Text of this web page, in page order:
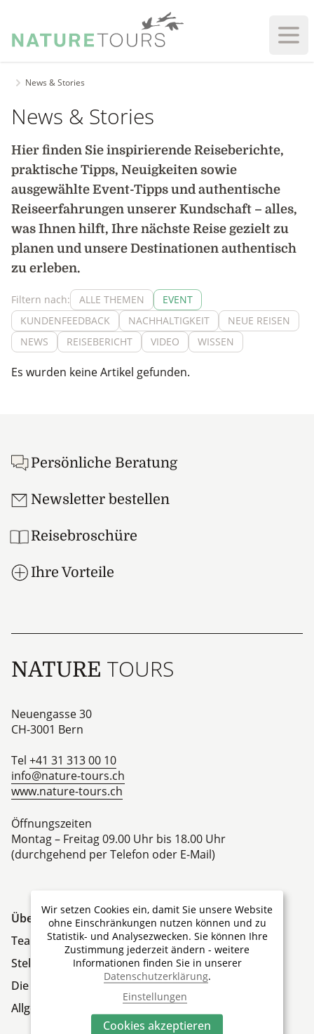
News & Stories
News & Stories
Hier finden Sie inspirierende Reiseberichte,
praktische Tipps, Neuigkeiten sowie
ausgewählte Event-Tipps und authentische
Reiseerfahrungen unserer Kundschaft – alles,
was Ihnen hilft, Ihre nächste Reise gezielt zu
planen und unsere Destinationen authentisch
zu erleben.
Filtern nach: ALLE THEMEN
EVENT
KUNDENFEEDBACK
NACHHALTIGKEIT
NEUE REISEN
NEWS
REISEBERICHT VIDEO WISSEN
Es wurden keine Artikel gefunden.
Persönliche Beratung
Newsletter bestellen
Reisebroschüre
Ihre Vorteile
NATURE TOURS
Neuengasse 30
CH-3001 Bern
Tel +41 31 313 00 10
info@nature-tours.ch
www.nature-tours.ch
Öffnungszeiten
Montag – Freitag 09.00 Uhr bis 18.00 Uhr
(durchgehend per Telefon oder E-Mail)
Über Nature Tours
Team
Stellen
Die Firmengruppe
Allgemeine Geschäftsbedingungen
Wir setzen Cookies ein, damit Sie unsere Website
ohne Einschränkungen nutzen können und zu
Statistik- und Analysezwecken. Sie können Ihre
Zustimmung jederzeit ändern - weitere
Informationen finden Sie in unserer
Datenschutzerklärung.
Einstellungen
Cookies akzeptieren